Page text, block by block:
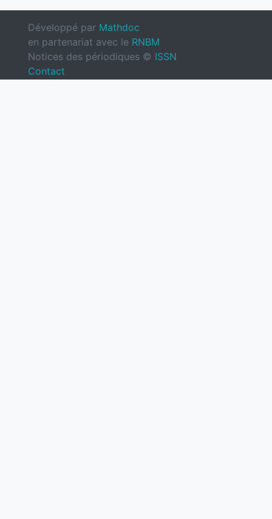
Développé par Mathdoc
en partenariat avec le RNBM
Notices des périodiques © ISSN
Contact